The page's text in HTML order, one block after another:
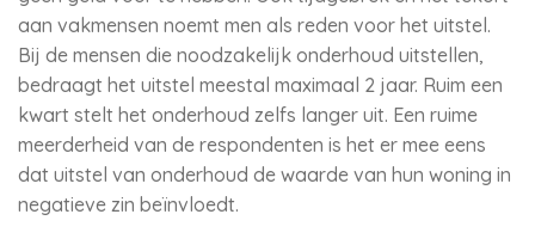
aan vakmensen noemt men als reden voor het uitstel.
Bij de mensen die noodzakelijk onderhoud uitstellen,
bedraagt het uitstel meestal maximaal 2 jaar. Ruim een
kwart stelt het onderhoud zelfs langer uit. Een ruime
meerderheid van de respondenten is het er mee eens
dat uitstel van onderhoud de waarde van hun woning in
negatieve zin beïnvloedt.